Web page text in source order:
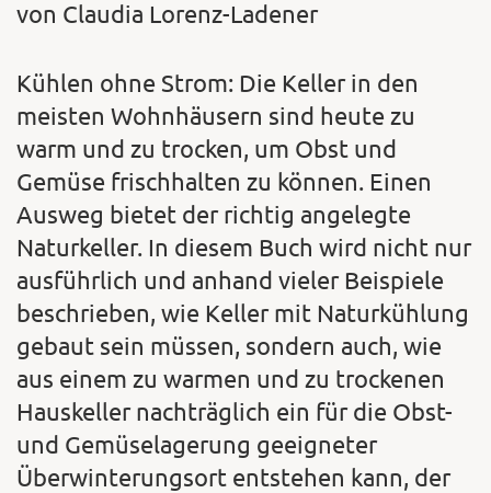
von Claudia Lorenz-Ladener
Kühlen ohne Strom: Die Keller in den
meisten Wohnhäusern sind heute zu
warm und zu trocken, um Obst und
Gemüse frischhalten zu können. Einen
Ausweg bietet der richtig angelegte
Naturkeller. In diesem Buch wird nicht nur
ausführlich und anhand vieler Beispiele
beschrieben, wie Keller mit Naturkühlung
gebaut sein müssen, sondern auch, wie
aus einem zu warmen und zu trockenen
Hauskeller nachträglich ein für die Obst-
und Gemüselagerung geeigneter
Überwinterungsort entstehen kann, der